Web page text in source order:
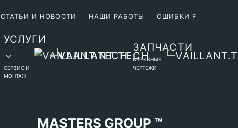
СТАТЬИ И НОВОСТИ НАШИ РАБОТЫ ОШИБКИ F
УСЛУГИ
СЕРВИС И
МОНТАЖ
ЗАПЧАСТИ
ВЗРЫВНЫЕ
ЧЕРТЕЖИ
MASTERS GROUP ™